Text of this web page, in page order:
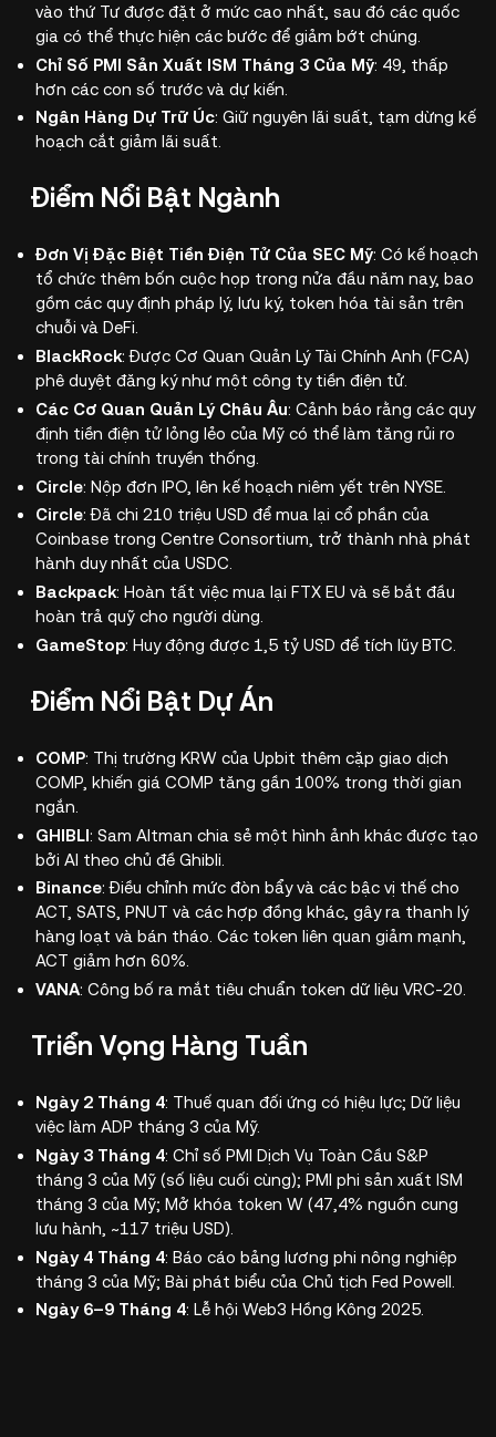
vào thứ Tư được đặt ở mức cao nhất, sau đó các quốc
gia có thể thực hiện các bước để giảm bớt chúng.
Chỉ Số PMI Sản Xuất ISM Tháng 3 Của Mỹ: 49, thấp
hơn các con số trước và dự kiến.
Ngân Hàng Dự Trữ Úc: Giữ nguyên lãi suất, tạm dừng kế
hoạch cắt giảm lãi suất.
Điểm Nổi Bật Ngành
Đơn Vị Đặc Biệt Tiền Điện Tử Của SEC Mỹ: Có kế hoạch
tổ chức thêm bốn cuộc họp trong nửa đầu năm nay, bao
gồm các quy định pháp lý, lưu ký, token hóa tài sản trên
chuỗi và DeFi.
BlackRock: Được Cơ Quan Quản Lý Tài Chính Anh (FCA)
phê duyệt đăng ký như một công ty tiền điện tử.
Các Cơ Quan Quản Lý Châu Âu: Cảnh báo rằng các quy
định tiền điện tử lỏng lẻo của Mỹ có thể làm tăng rủi ro
trong tài chính truyền thống.
Circle: Nộp đơn IPO, lên kế hoạch niêm yết trên NYSE.
Circle: Đã chi 210 triệu USD để mua lại cổ phần của
Coinbase trong Centre Consortium, trở thành nhà phát
hành duy nhất của USDC.
Backpack: Hoàn tất việc mua lại FTX EU và sẽ bắt đầu
hoàn trả quỹ cho người dùng.
GameStop: Huy động được 1,5 tỷ USD để tích lũy BTC.
Điểm Nổi Bật Dự Án
COMP: Thị trường KRW của Upbit thêm cặp giao dịch
COMP, khiến giá COMP tăng gần 100% trong thời gian
ngắn.
GHIBLI: Sam Altman chia sẻ một hình ảnh khác được tạo
bởi AI theo chủ đề Ghibli.
Binance: Điều chỉnh mức đòn bẩy và các bậc vị thế cho
ACT, SATS, PNUT và các hợp đồng khác, gây ra thanh lý
hàng loạt và bán tháo. Các token liên quan giảm mạnh,
ACT giảm hơn 60%.
VANA: Công bố ra mắt tiêu chuẩn token dữ liệu VRC-20.
Triển Vọng Hàng Tuần
Ngày 2 Tháng 4: Thuế quan đối ứng có hiệu lực; Dữ liệu
việc làm ADP tháng 3 của Mỹ.
Ngày 3 Tháng 4: Chỉ số PMI Dịch Vụ Toàn Cầu S&P
tháng 3 của Mỹ (số liệu cuối cùng); PMI phi sản xuất ISM
tháng 3 của Mỹ; Mở khóa token W (47,4% nguồn cung
lưu hành, ~117 triệu USD).
Ngày 4 Tháng 4: Báo cáo bảng lương phi nông nghiệp
tháng 3 của Mỹ; Bài phát biểu của Chủ tịch Fed Powell.
Ngày 6–9 Tháng 4: Lễ hội Web3 Hồng Kông 2025.